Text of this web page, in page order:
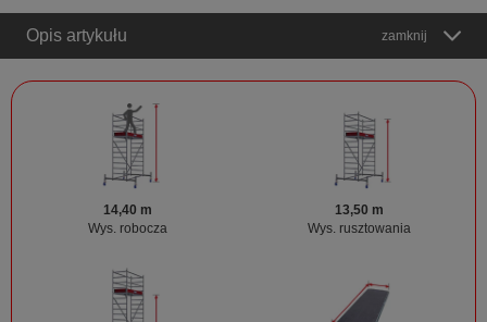
Opis artykułu zamknij
14,40 m
Wys. robocza
13,50 m
Wys. rusztowania